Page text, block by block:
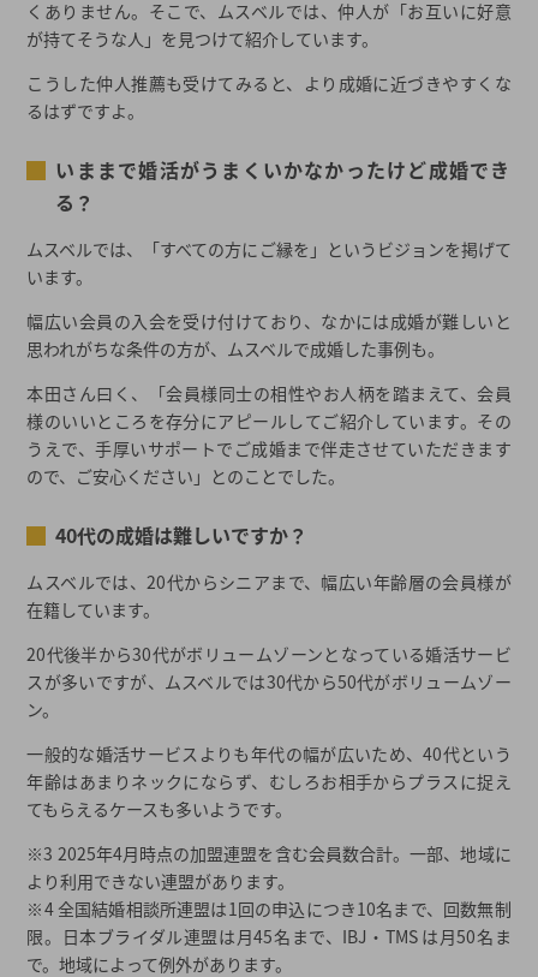
くありません。そこで、ムスベルでは、仲人が「お互いに好意
が持てそうな人」を見つけて紹介しています。
こうした仲人推薦も受けてみると、より成婚に近づきやすくな
るはずですよ。
いままで婚活がうまくいかなかったけど成婚でき
る？
ムスベルでは、「すべての方にご縁を」というビジョンを掲げて
います。
幅広い会員の入会を受け付けており、なかには成婚が難しいと
思われがちな条件の方が、ムスベルで成婚した事例も。
本田さん曰く、「会員様同士の相性やお人柄を踏まえて、会員
様のいいところを存分にアピールしてご紹介しています。その
うえで、手厚いサポートでご成婚まで伴走させていただきます
ので、ご安心ください」とのことでした。
40代の成婚は難しいですか？
ムスベルでは、20代からシニアまで、幅広い年齢層の会員様が
在籍しています。
20代後半から30代がボリュームゾーンとなっている婚活サービ
スが多いですが、ムスベルでは30代から50代がボリュームゾー
ン。
一般的な婚活サービスよりも年代の幅が広いため、40代という
年齢はあまりネックにならず、むしろお相手からプラスに捉え
てもらえるケースも多いようです。
※3 2025年4月時点の加盟連盟を含む会員数合計。一部、地域に
より利用できない連盟があります。
※4 全国結婚相談所連盟は1回の申込につき10名まで、回数無制
限。日本ブライダル連盟は月45名まで、IBJ・TMS は月50名ま
で。地域によって例外があります。